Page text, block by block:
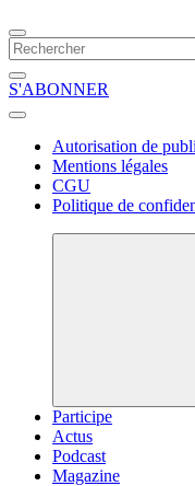
S'ABONNER
Autorisation de
Mentions légales
CGU
Politique de
Participe
Actus
Podcast
Magazine